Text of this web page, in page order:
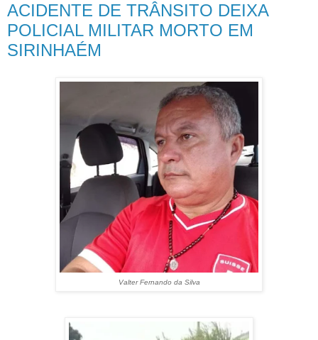
ACIDENTE DE TRÂNSITO DEIXA
POLICIAL MILITAR MORTO EM
SIRINHAÉM
Valter Fernando da Silva